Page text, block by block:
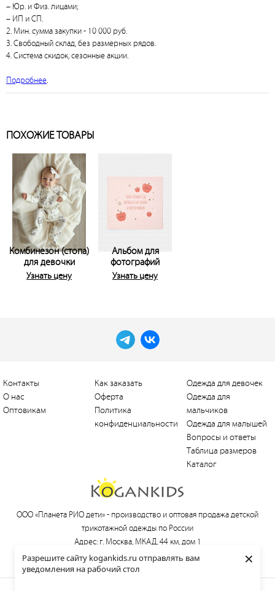
Разрешите сайту kogankids.ru отправлять вам
уведомления на рабочий стол
×
– Юр. и Физ. лицами;
– ИП и СП.
2. Мин. сумма закупки - 10 000 руб.
3. Свободный склад, без размерных рядов.
4. Система скидок, сезонные акции.
Подробнее.
ПОХОЖИЕ ТОВАРЫ
Комбинезон (стопа)
для девочки
Узнать цену
Альбом для
фотографий
Узнать цену
Контакты
О нас
Оптовикам
Как заказать
Оферта
Политика
конфиденциальности
Одежда для девочек
Одежда для
мальчиков
Одежда для малышей
Вопросы и ответы
Таблица размеров
Каталог
ООО «Планета РИО дети» - производство и оптовая продажа детской
трикотажной одежды по России
Адрес: г. Москва, МКАД, 44 км, дом 1
Тел.:+7 (495) 660-21-30, e-mail:love@kogankids.ru